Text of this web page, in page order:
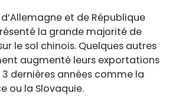
et de République
la grande majorité de
le sol chinois. Quelques autres
augmenté leurs exportations
3 dernières années comme la
ou la Slovaquie.